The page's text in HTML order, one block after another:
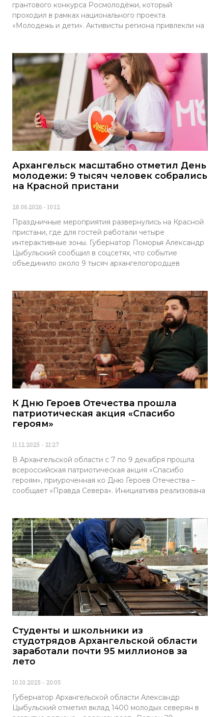
грантового конкурса Росмолодёжи, который
проходил в рамках национального проекта
«Молодежь и дети». Активисты региона привлекли на
Архангельск масштабно отметил День
молодежи: 9 тысяч человек собрались
на Красной пристани
28.06.2026 10:12
Праздничные мероприятия развернулись на Красной
пристани, где для гостей работали четыре
интерактивные зоны. Губернатор Поморья Александр
Цыбульский сообщил в соцсетях, что событие
объединило около 9 тысяч архангелогородцев
К Дню Героев Отечества прошла
патриотическая акция «Спасибо
героям»
11.12.2025 21:27
В Архангельской области с 7 по 9 декабря прошла
всероссийская патриотическая акция «Спасибо
героям», приуроченная ко Дню Героев Отечества –
сообщает «Правда Севера». Инициатива реализована
Студенты и школьники из
студотрядов Архангельской области
заработали почти 95 миллионов за
лето
10.10.2025 20:05
Губернатор Архангельской области Александр
Цыбульский отметил вклад 1400 молодых северян в